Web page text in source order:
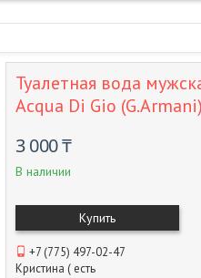
Туалетная вода
Acqua Di Gio (G.Armani)
3 000 ₸
В наличии
Купить
+7 (775) 497-02-47
Кристина ( есть